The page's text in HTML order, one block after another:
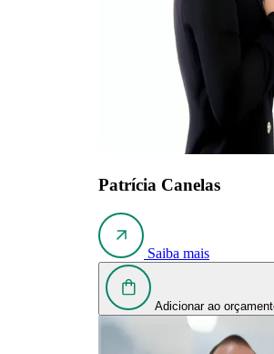
Patrícia Canelas
Saiba mais
Adicionar ao